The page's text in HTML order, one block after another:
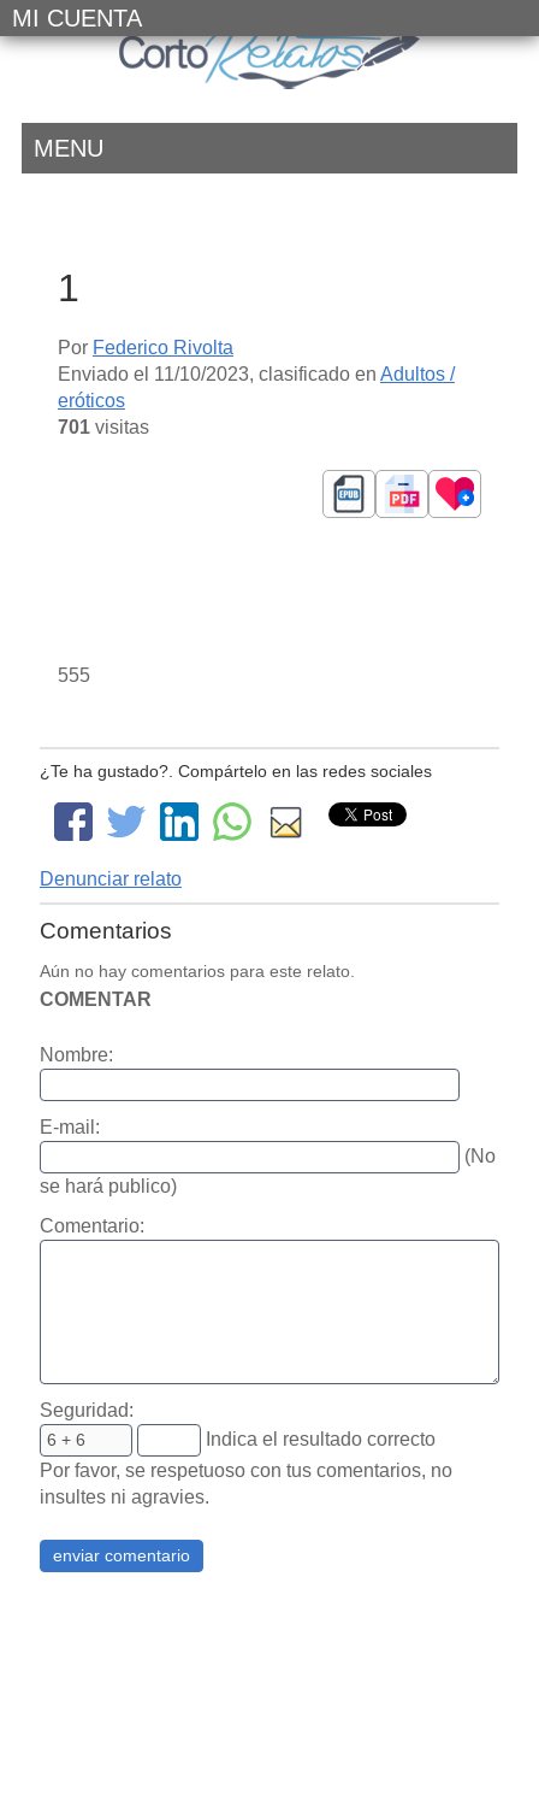
MI CUENTA
MENU
1
Por Federico Rivolta
Enviado el 11/10/2023, clasificado en Adultos /
eróticos
701visitas
555
¿Te ha gustado?. Compártelo en las redes sociales
Denunciar relato
Comentarios
Aún no hay comentarios para este relato.
COMENTAR
Nombre:
E-mail:
(No
se hará publico)
Comentario:
Seguridad:
Indica el resultado correcto
Por favor, se respetuoso con tus comentarios, no
insultes ni agravies.